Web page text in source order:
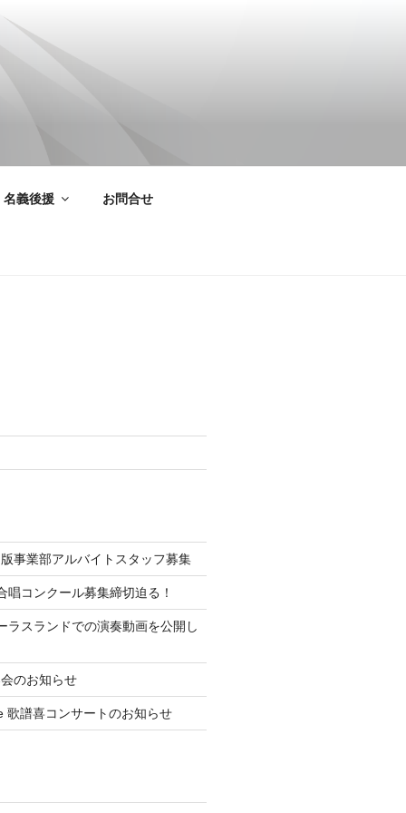
名義後援 お問合せ
事業部アルバイトスタッフ募集
唱コンクール募集締切迫る！
ラスランドでの演奏動画を公開し
のお知らせ
歌譜喜コンサートのお知らせ